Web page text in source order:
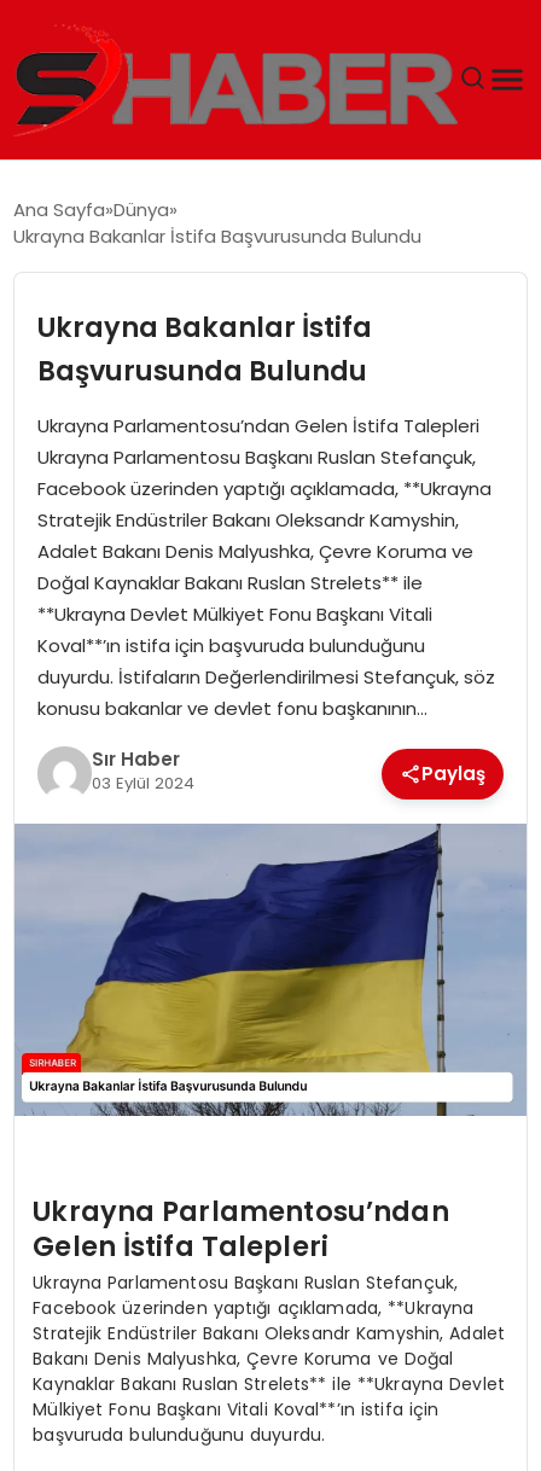
MAGAZIN
TEKNOLOJI
SPOR
EKONOMI
SIYASET
EĞITIM
YAŞAM
Ana Sayfa Dünya
Ukrayna Bakanlar İstifa Başvurusunda Bulundu
Ukrayna Bakanlar İstifa
Başvurusunda Bulundu
Ukrayna Parlamentosu’ndan Gelen İstifa Talepleri
Ukrayna Parlamentosu Başkanı Ruslan Stefançuk,
Facebook üzerinden yaptığı açıklamada, **Ukrayna
Stratejik Endüstriler Bakanı Oleksandr Kamyshin,
Adalet Bakanı Denis Malyushka, Çevre Koruma ve
Doğal Kaynaklar Bakanı Ruslan Strelets** ile
**Ukrayna Devlet Mülkiyet Fonu Başkanı Vitali
Koval**’ın istifa için başvuruda bulunduğunu
duyurdu. İstifaların Değerlendirilmesi Stefançuk, söz
konusu bakanlar ve devlet fonu başkanının…
Sır Haber
03 Eylül 2024 Paylaş
Ukrayna Parlamentosu’ndan
Gelen İstifa Talepleri
Ukrayna Parlamentosu Başkanı Ruslan Stefançuk,
Facebook üzerinden yaptığı açıklamada, **Ukrayna
Stratejik Endüstriler Bakanı Oleksandr Kamyshin, Adalet
Bakanı Denis Malyushka, Çevre Koruma ve Doğal
Kaynaklar Bakanı Ruslan Strelets** ile **Ukrayna Devlet
Mülkiyet Fonu Başkanı Vitali Koval**’ın istifa için
başvuruda bulunduğunu duyurdu.